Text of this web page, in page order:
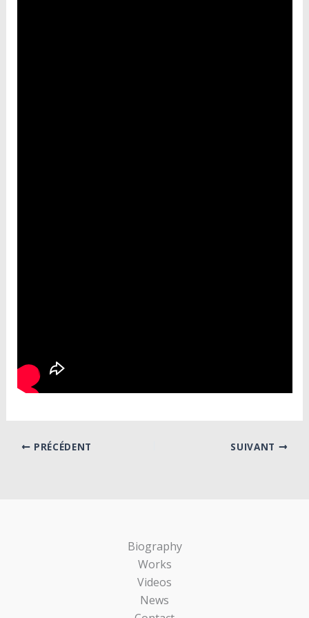
PRÉCÉDENT SUIVANT
Biography
Works
Videos
News